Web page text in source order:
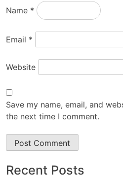
Name *
Email *
Website
Save my name, email, and
the next time I comment.
Recent Posts